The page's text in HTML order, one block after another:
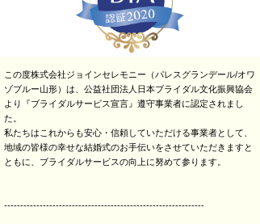
この度株式会社ジョインセレモニー（パレスグランデール/オワ
ゾブルー山形）は、公益社団法人日本ブライダル文化振興協会
より『ブライダルサービス宣言』遵守事業者に認定されまし
た。
私たちはこれからも安心・信頼していただける事業者として、
地域の皆様の幸せな結婚式のお手伝いをさせていただきますと
ともに、ブライダルサービスの向上に努めて参ります。
--------------------------------------------------------------